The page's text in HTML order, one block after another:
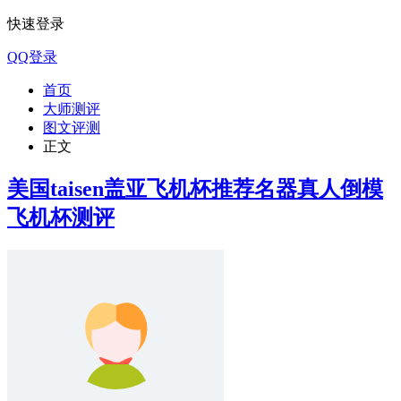
快速登录
QQ登录
首页
大师测评
图文评测
正文
美国taisen盖亚飞机杯推荐名器真人倒模
飞机杯测评